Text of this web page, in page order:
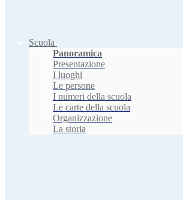
Scuola
Panoramica
Presentazione
I luoghi
Le persone
I numeri della scuola
Le carte della scuola
Organizzazione
La storia